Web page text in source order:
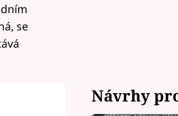
se
Návrhy